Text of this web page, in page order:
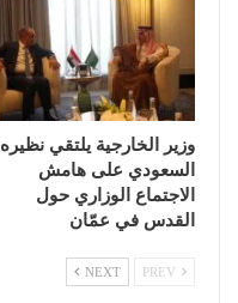
وزير الخارجية يلتقي نظيره
السعودي على هامش
الاجتماع الوزاري حول
القدس في عمّان
NEXT